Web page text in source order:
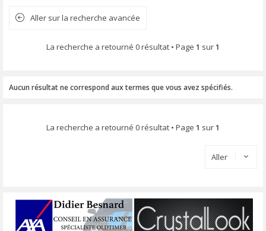
Aller sur la recherche avancée
La recherche a retourné 0 résultat • Page 1 sur1
Aucun résultat ne correspond aux termes que vous avez spécifiés.
La recherche a retourné 0 résultat • Page 1 sur1
Aller